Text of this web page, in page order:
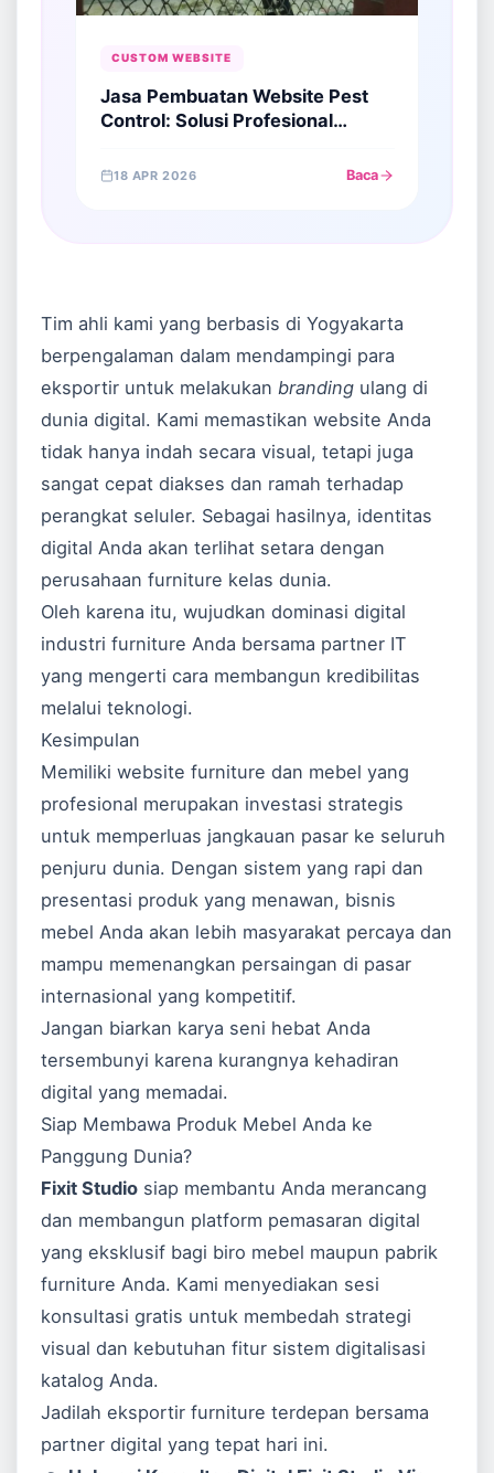
CUSTOM WEBSITE
Jasa Pembuatan Website Pest
Control: Solusi Profesional
18 APR 2026 Baca
Tim ahli kami yang berbasis di Yogyakarta
berpengalaman dalam mendampingi para
eksportir untuk melakukanbranding ulang di
dunia digital. Kami memastikan website Anda
tidak hanya indah secara visual, tetapi juga
sangat cepat diakses dan ramah terhadap
perangkat seluler. Sebagai hasilnya, identitas
digital Anda akan terlihat setara dengan
perusahaan furniture kelas dunia.
Oleh karena itu, wujudkan dominasi digital
industri furniture Anda bersama partner IT
yang mengerti cara membangun kredibilitas
melalui teknologi.
Kesimpulan
Memiliki website furniture dan mebel yang
profesional merupakan investasi strategis
untuk memperluas jangkauan pasar ke seluruh
penjuru dunia. Dengan sistem yang rapi dan
presentasi produk yang menawan, bisnis
mebel Anda akan lebih masyarakat percaya dan
mampu memenangkan persaingan di pasar
internasional yang kompetitif.
Jangan biarkan karya seni hebat Anda
tersembunyi karena kurangnya kehadiran
digital yang memadai.
Siap Membawa Produk Mebel Anda ke
Panggung Dunia?
Fixit Studio siap membantu Anda merancang
dan membangun platform pemasaran digital
yang eksklusif bagi biro mebel maupun pabrik
furniture Anda. Kami menyediakan sesi
konsultasi gratis untuk membedah strategi
visual dan kebutuhan fitur sistem digitalisasi
katalog Anda.
Jadilah eksportir furniture terdepan bersama
partner digital yang tepat hari ini.